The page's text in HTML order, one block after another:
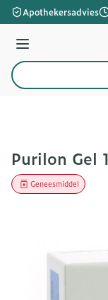
Ga naar de inhoud
Apothekersadvies
Menu
Product, merk,
Purilon Gel
Geneesmiddel